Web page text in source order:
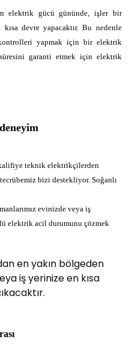
elektrik gücü gününde, işler bir
devre yapacaktır. Bu nedenle
yapmak için bir elektrik
garanti etmek için elektrik
teknik elektrikçilerden
bizi destekliyor. Soğanlı
evinizde veya iş
elektrik acil durumunu çözmek
en yakın bölgeden
iş yerinize en kısa